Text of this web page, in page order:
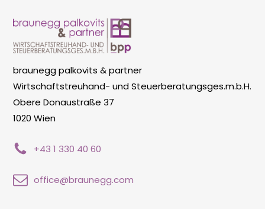
braunegg palkovits & partner
Wirtschaftstreuhand- und Steuerberatungsges.m.b.H.
Obere Donaustraße 37
1020 Wien
+43 1 330 40 60
office@braunegg.com